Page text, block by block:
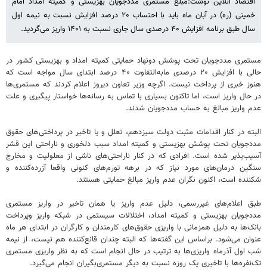
خمینی (ره) در آبان ماه باید با احتساب ۲۰ درصد افزایش نسبت به نیمه اول
سال طبق برنامه افزایش ۴۰ درصدی سال جاری نسبت به ۱۴۰۱ واریز می‌گردید.
مستمری مددجویان تحت پوشش دونهاد حمایتی کمیته امداد و بهزیستی کشور در
حالی با افزایش ۲۰ درصدی مابه‌التفاوت ۴۰ درصد ابتدای سال مواجه است که
هنوز خبری از پرداخت نیست. اگرچه وزیر تعاون دیروز اعلام کردند که مستمری‌ها
در حال واریز است، اما تاکنون بسیاری با تماس به رسانه‌ها خواستار پیگیری و علت
عدم واریز مبالغ به حساب مددجویان شدند.
البته در کنار اقدامات مثبت دولت سیزدهم، تعلل و یا تاخیر در پرداختی‌های حقوق
مددجویان تحت پوشش بهزیستی و کمیته امداد سبب دلخوری و ناراحتی این قشر
آسیب‌پذیر شده است. افرادی که در کنار ناراحتی‌های ناشی از معلولیت و مخارج
سنگین درمان‌های مورد نیاز که در برهه تورم‌های کنونی واقعا آزرده‌کننده و
شکننده است، اکنون نگران عدم واریز مبالغ حمایتی هستند.
طبق اعلام‌های غیررسمی، دلیل عدم واریز یا همان تاخیر در واریز مستمری
مددجویان بهزیستی و کمیته امداد، اختلالات سیستمی در شبکه واریز وپرداخت
بانک‌ها به دلیل همزمانی با واریزی حقوق‌های کارمندان و کارگران در ابتدای هر ماه
عنوان می‌شود. براساس این گفته‌ها که البته چندان قانع‌کننده هم نیست، از نیمه
شب اول آذرماه واریزی‌ها به ترتیب در حال انجام است که به نظر واریزی مستمری
تک‌نفره‌ها با تاخیری یک روزه نسبت به دیگر مستمری‌بگیران انجام می‌گیرد.